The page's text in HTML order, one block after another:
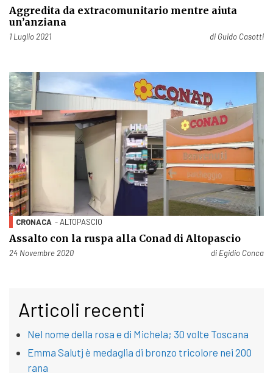
Aggredita da extracomunitario mentre aiuta
un’anziana
Pubblicato il
1 Luglio 2021 di Guido Casotti
CRONACA - ALTOPASCIO
Assalto con la ruspa alla Conad di Altopascio
Pubblicato il
24 Novembre 2020 di Egidio Conca
Articoli recenti
Nel nome della rosa e di Michela; 30 volte Toscana
Emma Salutj è medaglia di bronzo tricolore nei 200
rana